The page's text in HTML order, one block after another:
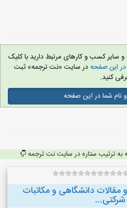
و سایر کسب و کارهای مرتبط دارید با کلیک
این صفحهدر سایت «نت ترجمه» ثبت
کنید.
نام شما در این صفحه
به ترتیب ستاره در سایت نت ترجمه
دانشگاهی و مکاتبات
شرکتی...